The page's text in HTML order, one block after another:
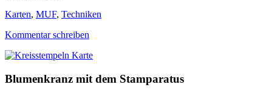
Karten, MUF, Techniken
Kommentar schreiben
Blumenkranz mit dem Stamparatus